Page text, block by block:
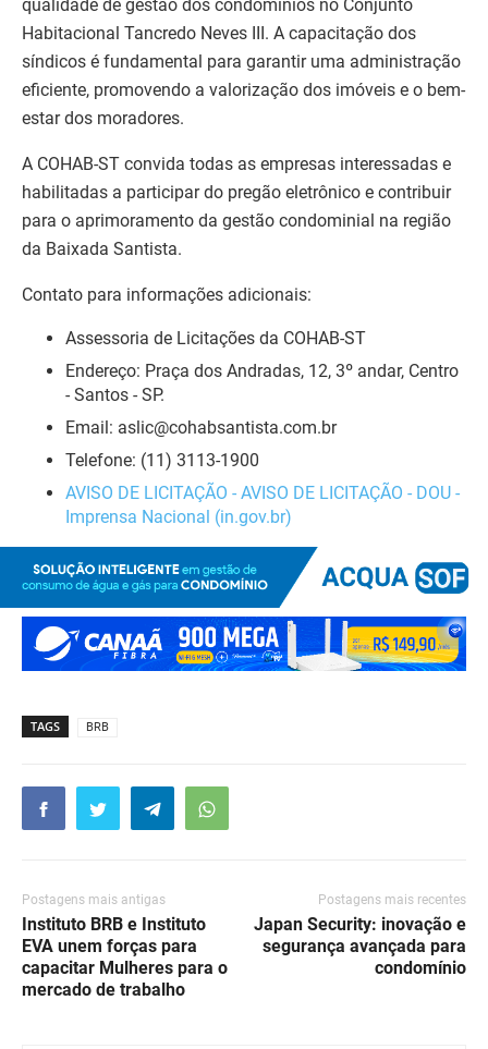
qualidade de gestão dos condomínios no Conjunto
Habitacional Tancredo Neves III. A capacitação dos
síndicos é fundamental para garantir uma administração
eficiente, promovendo a valorização dos imóveis e o bem-
estar dos moradores.
A COHAB-ST convida todas as empresas interessadas e
habilitadas a participar do pregão eletrônico e contribuir
para o aprimoramento da gestão condominial na região
da Baixada Santista.
Contato para informações adicionais:
Assessoria de Licitações da COHAB-ST
Endereço: Praça dos Andradas, 12, 3º andar, Centro
- Santos - SP.
Email: aslic@cohabsantista.com.br
Telefone: (11) 3113-1900
AVISO DE LICITAÇÃO - AVISO DE LICITAÇÃO - DOU -
Imprensa Nacional (in.gov.br)
TAGS BRB
Postagens mais antigas
Instituto BRB e Instituto
EVA unem forças para
capacitar Mulheres para o
mercado de trabalho
Postagens mais recentes
Japan Security: inovação e
segurança avançada para
condomínio